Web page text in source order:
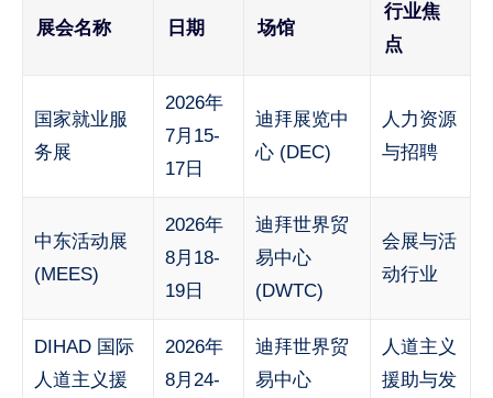
展会名称 日期 场馆
行业焦
点
国家就业服
务展
2026年
7月15-
17日
迪拜展览中
心 (DEC)
人力资源
与招聘
中东活动展
(MEES)
2026年
8月18-
19日
迪拜世界贸
易中心
(DWTC)
会展与活
动行业
DIHAD 国际
人道主义援
2026年
8月24-
迪拜世界贸
易中心
人道主义
援助与发